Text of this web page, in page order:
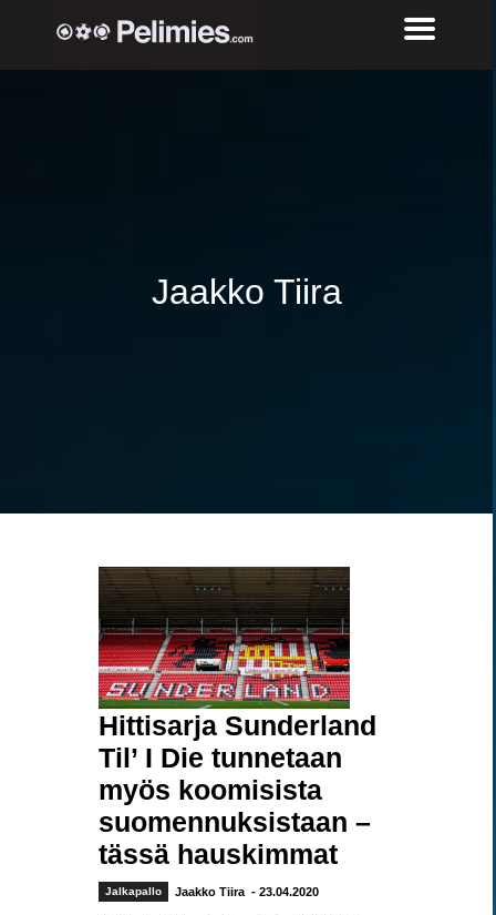
Jaakko Tiira
Hittisarja Sunderland
Til’ I Die tunnetaan
myös koomisista
suomennuksistaan –
tässä hauskimmat
Jalkapallo Jaakko Tiira - 23.04.2020